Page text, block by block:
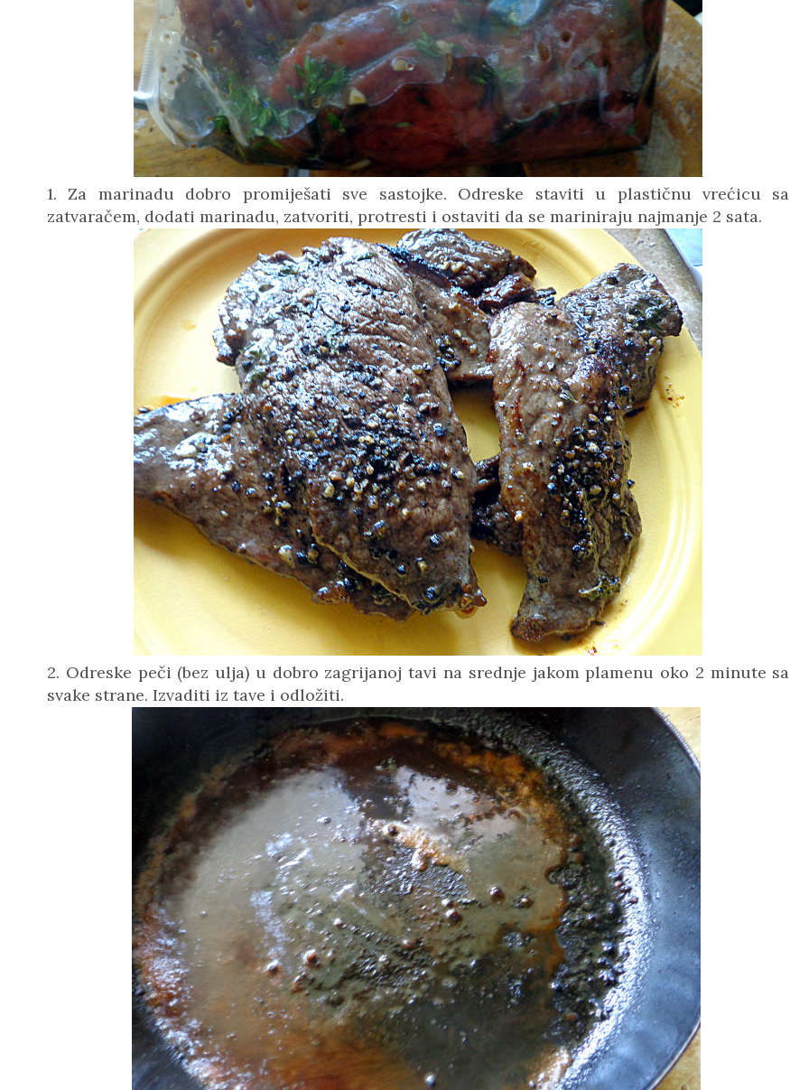
1. Za marinadu dobro promiješati sve sastojke. Odreske staviti u plastičnu vrećicu sa
zatvaračem, dodati marinadu, zatvoriti, protresti i ostaviti da se mariniraju najmanje 2 sata.
2. Odreske peči (bez ulja) u dobro zagrijanoj tavi na srednje jakom plamenu oko 2 minute sa
svake strane. Izvaditi iz tave i odložiti.